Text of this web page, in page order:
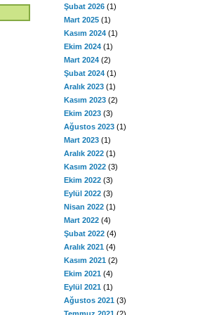
Şubat 2026 (1)
Mart 2025 (1)
Kasım 2024 (1)
Ekim 2024 (1)
Mart 2024 (2)
Şubat 2024 (1)
Aralık 2023 (1)
Kasım 2023 (2)
Ekim 2023 (3)
Ağustos 2023 (1)
Mart 2023 (1)
Aralık 2022 (1)
Kasım 2022 (3)
Ekim 2022 (3)
Eylül 2022 (3)
Nisan 2022 (1)
Mart 2022 (4)
Şubat 2022 (4)
Aralık 2021 (4)
Kasım 2021 (2)
Ekim 2021 (4)
Eylül 2021 (1)
Ağustos 2021 (3)